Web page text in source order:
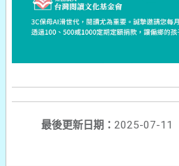
最後更新日期： 2025-07-11